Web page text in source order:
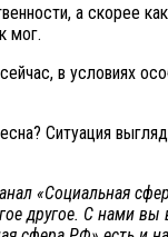
а скорее
мог.
в условиях
Ситуация
«Социальная
другое. С нами